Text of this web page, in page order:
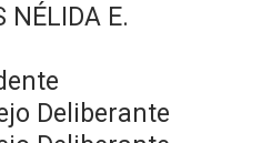
NÉLIDA E.
Deliberante